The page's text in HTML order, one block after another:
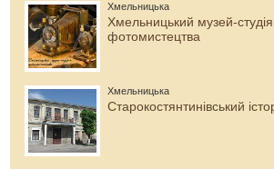
Хмельницька
Хмельницький музей-студія
фотомистецтва
Хмельницька
Старокостянтинівський